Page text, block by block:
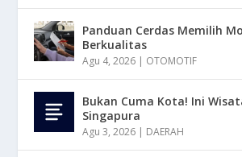
Panduan Cerdas Memilih
Berkualitas
Agu 4, 2026 | OTOMOTIF
Bukan Cuma Kota! Ini
Singapura
Agu 3, 2026 | DAERAH